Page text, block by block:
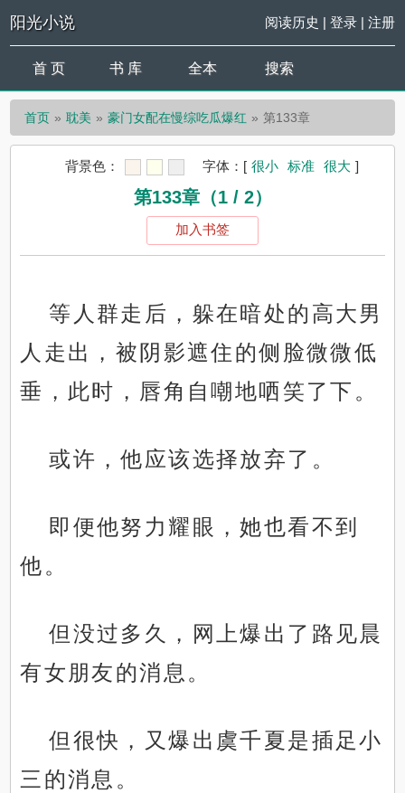
阳光小说 阅读历史 | 登录| 注册
首 页 书 库 全本 搜索
首页 耽美 豪门女配在慢综吃瓜爆红 第133章
背景色： 字体： [ 很小 标准 很大 ]
第133章（1 / 2）
加入书签
等人群走后，躲在暗处的高大男
人走出，被阴影遮住的侧脸微微低
垂，此时，唇角自嘲地哂笑了下。
或许，他应该选择放弃了。
即便他努力耀眼，她也看不到
他。
但没过多久，网上爆出了路见晨
有女朋友的消息。
但很快，又爆出虞千夏是插足小
三的消息。